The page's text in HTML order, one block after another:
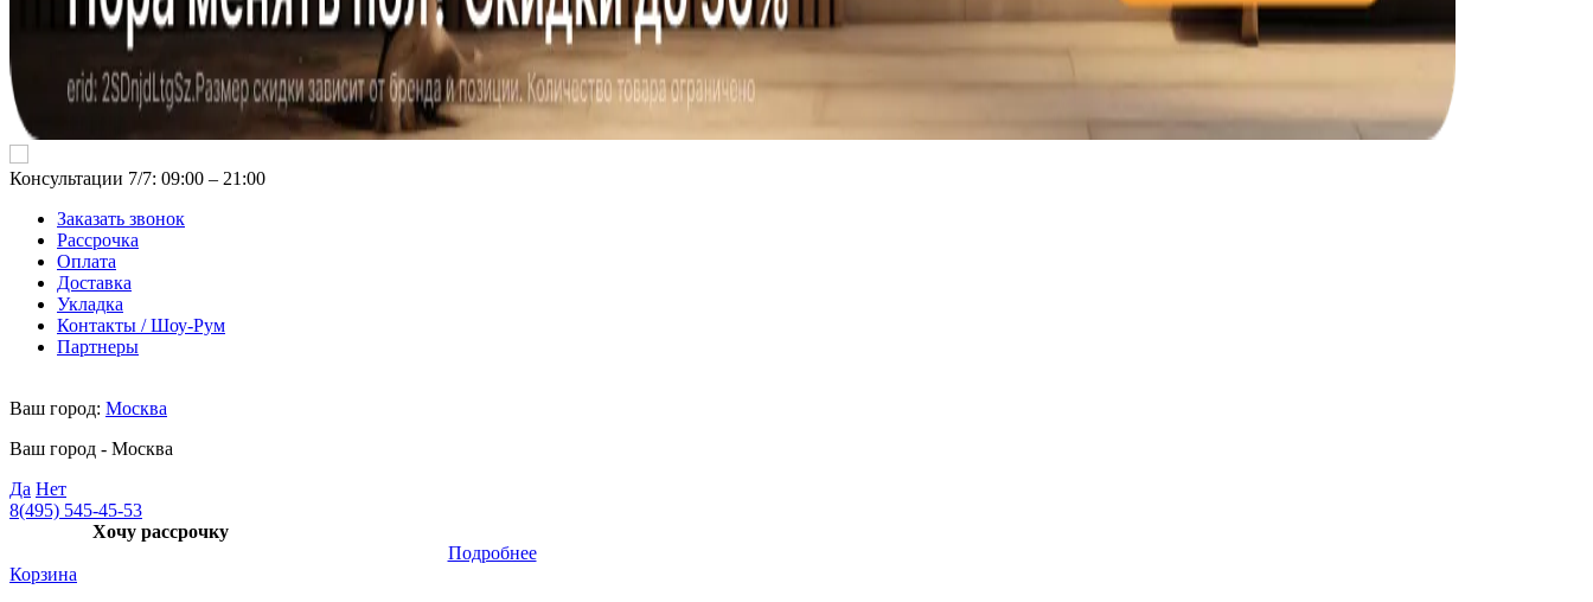
Консультации 7/7: 09:00 ‒ 21:00
Заказать звонок
Рассрочка
Оплата
Доставка
Укладка
Контакты / Шоу-Рум
Партнеры
Ваш город: Москва
Ваш город - Москва
Да Нет
8(495) 545-45-53
Хочу рассрочку
Подробнее
Корзина